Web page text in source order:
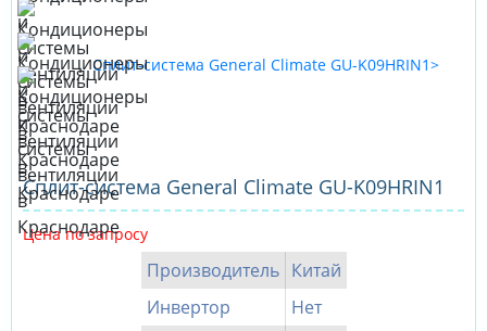
Сплит-система General Climate GU-K09HRIN1
Цена по запросу
Производитель Китай
Инвертор
Нет